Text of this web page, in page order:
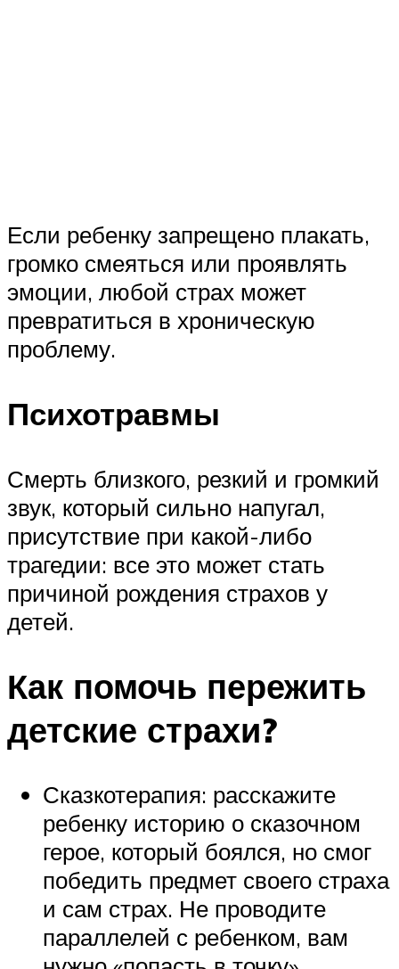
Если ребенку запрещено плакать,
громко смеяться или проявлять
эмоции, любой страх может
превратиться в хроническую
проблему.
Психотравмы
Смерть близкого, резкий и громкий
звук, который сильно напугал,
присутствие при какой-либо
трагедии: все это может стать
причиной рождения страхов у
детей.
Как помочь пережить
детские страхи?
Сказкотерапия: расскажите
ребенку историю о сказочном
герое, который боялся, но смог
победить предмет своего страха
и сам страх. Не проводите
параллелей с ребенком, вам